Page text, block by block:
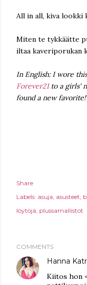
All in all, kiva lookki
Miten te tykkäätte
iltaa kaveriporukan
In English: I wore
Forever21to a girls'
found a new
Share
Labels: asuja asusteet
löytöjä plussamallistot
COMMENTS
Hanna
Kiitos hon